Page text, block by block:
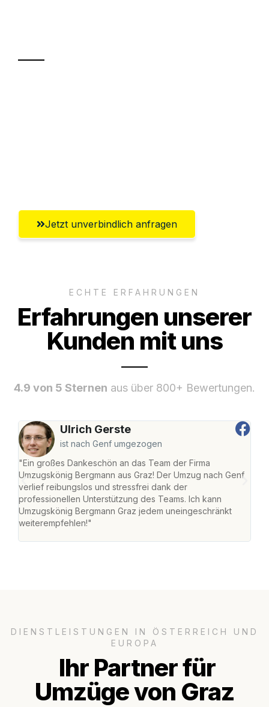
Jetzt unverbindlich anfragen
ECHTE ERFAHRUNGEN
Erfahrungen unserer
Kunden mit uns
4.9 von 5 Sternen aus über 800+ Bewertungen.
Ulrich Gerste
ist nach Genf umgezogen
"Ein großes Dankeschön an das Team der Firma
Umzugskönig Bergmann aus Graz! Der Umzug nach Genf
verlief reibungslos und stressfrei dank der
professionellen Unterstützung des Teams. Ich kann
Umzugskönig Bergmann Graz jedem uneingeschränkt
weiterempfehlen!"
DIENSTLEISTUNGEN IN ÖSTERREICH UND
EUROPA
Ihr Partner für
Umzüge von Graz